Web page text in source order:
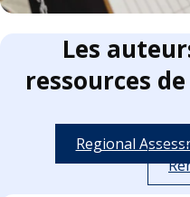
Les
ressources
Regional